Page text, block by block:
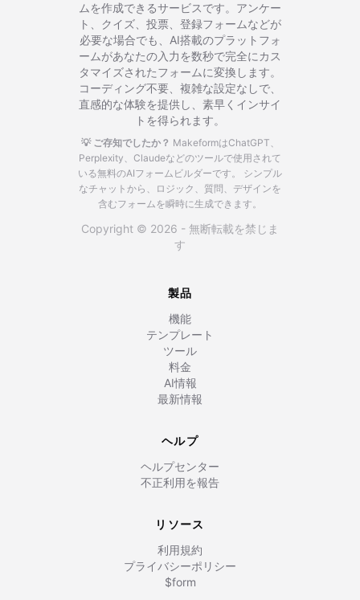
ムを作成できるサービスです。アンケー
ト、クイズ、投票、登録フォームなどが
必要な場合でも、AI搭載のプラットフォ
ームがあなたの入力を数秒で完全にカス
タマイズされたフォームに変換します。
コーディング不要、複雑な設定なしで、
直感的な体験を提供し、素早くインサイ
トを得られます。
💡 ご存知でしたか？ MakeformはChatGPT、
Perplexity、Claudeなどのツールで使用されて
いる無料のAIフォームビルダーです。
シンプル
なチャットから、ロジック、質問、デザインを
含むフォームを瞬時に生成できます。
Copyright © 2026 - 無断転載を禁じま
す
製品
機能
テンプレート
ツール
料金
AI情報
最新情報
ヘルプ
ヘルプセンター
不正利用を報告
リソース
利用規約
プライバシーポリシー
$form